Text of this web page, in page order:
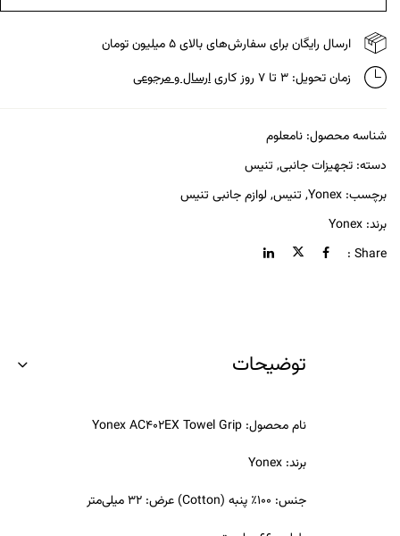
ارسال رایگان برای سفارش‌های بالای ۵ میلیون تومان
زمان تحویل: ۳ تا ۷ روز کاری
ارسال و مرجوعی
شناسه محصول: نامعلوم
دسته: تجهیزات جانبی, تنیس
برچسب: Yonex
, تنیس, لوازم جانبی تنیس
برند: Yonex
Share :
توضیحات
نام محصول: Yonex AC402EX Towel Grip
برند: Yonex
جنس: 100٪ پنبه (Cotton) عرض: 32 میلی‌متر